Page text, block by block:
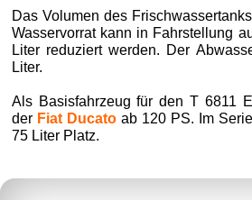
Das Volumen des
Wasservorrat kann in Fahrstellung
Liter reduziert werden. Der
Liter.
Als Basisfahrzeug für den T 6811
der Fiat Ducatoab 120 PS. Im
75 Liter Platz.